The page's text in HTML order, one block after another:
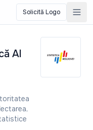
Solicită Logo
Al